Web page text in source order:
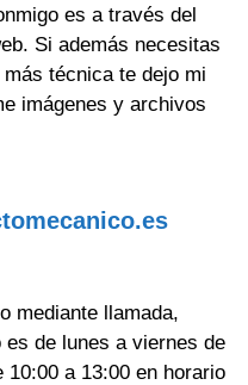
es a través del
Si además necesitas
técnica te dejo mi
imágenes y archivos
mediante llamada,
de lunes a viernes de
10:00 a 13:00 en horario